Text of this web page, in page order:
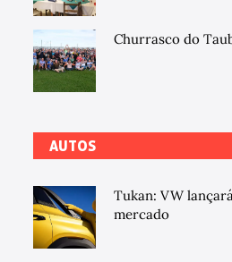
Churrasco do
AUTOS
Tukan: VW
mercado